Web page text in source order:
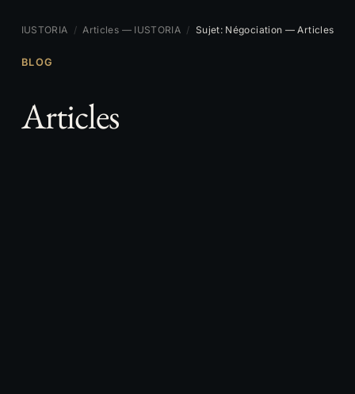
IUSTORIA / Articles — IUSTORIA / Sujet: Négociation — Articles
BLOG
Articles